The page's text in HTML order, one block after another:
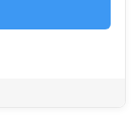
ในบ้าน Home